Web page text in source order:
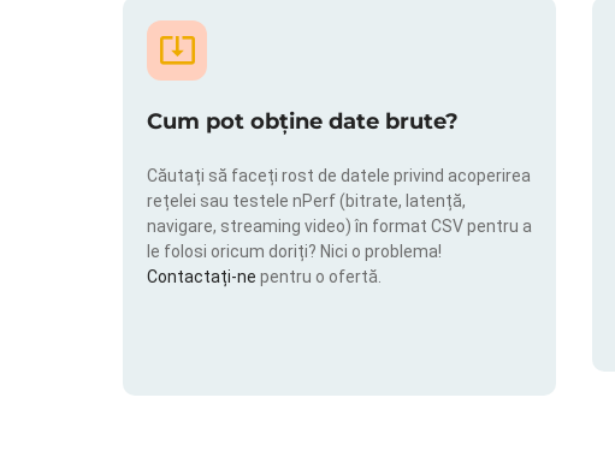
Cum pot obține date brute?
Căutați să faceți rost de datele privind acoperirea
rețelei sau testele nPerf (bitrate, latență,
navigare, streaming video) în format CSV pentru a
le folosi oricum doriți? Nici o problema!
Contactați-ne pentru o ofertă.